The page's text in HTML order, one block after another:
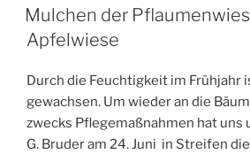
AM
Mulchen der
Apfelwiese
Durch die Feuchtigkeit im Frühjahr
gewachsen. Um wieder an die
zwecks Pflegemaßnahmen hat uns
G. Bruder am 24. Juni in Streifen